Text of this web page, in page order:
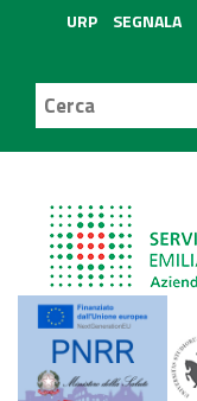
URP SEGNALA